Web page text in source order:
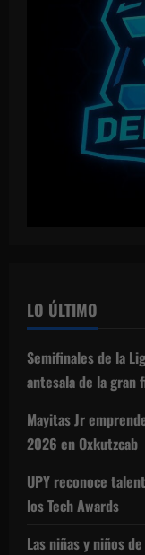
LO ÚLTIMO
Semifinales de la
antesala de la gran
Mayitas Jr
2026 en Oxkutzcab
UPY reconoce
los Tech Awards
Las niñas y niños